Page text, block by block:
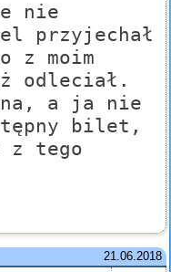
nie
przyjechał
z moim
odleciał.
a ja nie
bilet,
z tego
21.06.2018